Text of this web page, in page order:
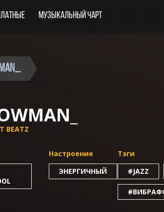
Музыкальный чарт
BEATZ
Настроение
ЭНЕРГИЧНЫЙ
Тэги
#JAZZ